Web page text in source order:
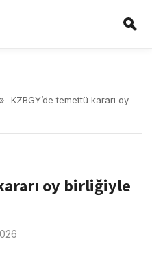
»
KZBGY’de temettü kararı oy
oy birliğiyle